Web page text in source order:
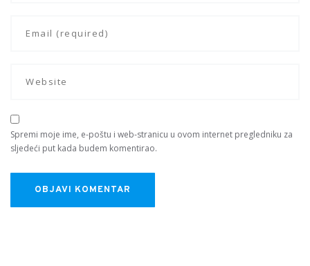
Spremi moje ime, e-poštu i web-stranicu u ovom internet pregledniku za
sljedeći put kada budem komentirao.